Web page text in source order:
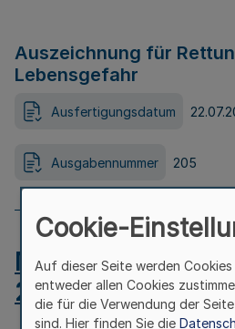
Auszeichnung für
Lebensgefahr
Ausfertigungsdatum
Ausgabennummer 205
MB.NRW 2026
24.07.2026
Cookie-
Auf dieser Seite werden
entweder allen Cookies
die für die Verwendung der
sind. Hier finden Sie die